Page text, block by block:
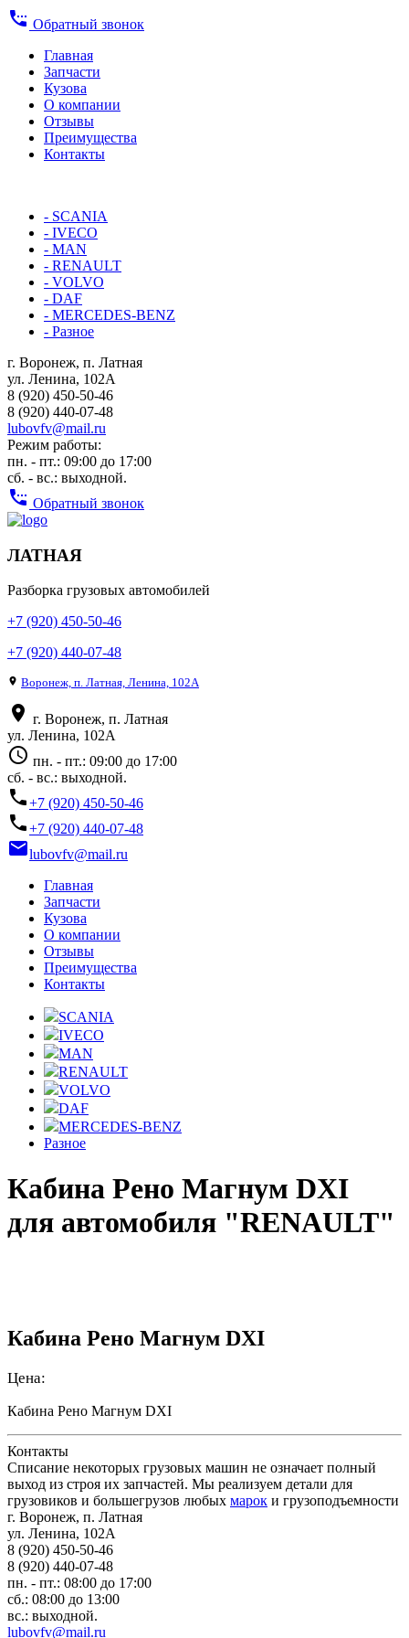
settings_phone Обратный звонок
Главная
Запчасти
Кузова
О компании
Отзывы
Преимущества
Контакты
- SCANIA
- IVECO
- MAN
- RENAULT
- VOLVO
- DAF
- MERCEDES-BENZ
- Разное
г. Воронеж, п. Латная
ул. Ленина, 102А
8 (920) 450-50-46
8 (920) 440-07-48
lubovfv@mail.ru
Режим работы:
пн. - пт.: 09:00 до 17:00
сб. - вс.: выходной.
settings_phone Обратный звонок
ЛАТНАЯ
Разборка грузовых автомобилей
+7 (920) 450-50-46
+7 (920) 440-07-48
place Воронеж, п. Латная, Ленина, 102А
place г. Воронеж, п. Латная
ул. Ленина, 102А
access_time пн. - пт.: 09:00 до 17:00
сб. - вс.: выходной.
phone+7 (920) 450-50-46
phone+7 (920) 440-07-48
emaillubovfv@mail.ru
Главная
Запчасти
Кузова
О компании
Отзывы
Преимущества
Контакты
SCANIA
IVECO
MAN
RENAULT
VOLVO
DAF
MERCEDES-BENZ
Разное
Кабина Рено Магнум DXI
для автомобиля "RENAULT"
Кабина Рено Магнум DXI
Цена:
Кабина Рено Магнум DXI
Контакты
Списание некоторых грузовых машин не означает полный
выход из строя их запчастей. Мы реализуем детали для
грузовиков и большегрузов любых марок и грузоподъемности
г. Воронеж, п. Латная
ул. Ленина, 102А
8 (920) 450-50-46
8 (920) 440-07-48
пн. - пт.: 08:00 до 17:00
сб.: 08:00 до 13:00
вс.: выходной.
lubovfv@mail.ru